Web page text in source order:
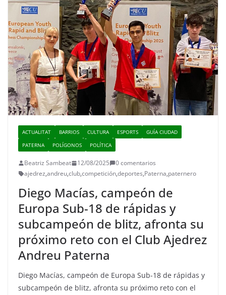
ACTUALITAT BARRIOS CULTURA ESPORTS
GUÍA CIUDAD
PATERNA
POLÍGONOS POLÍTICA
Beatriz Sambeat 12/08/2025
0 comentarios
ajedrez,andreu,club,competición,deportes,Paterna,paternero
Diego Macías, campeón de
Europa Sub-18 de rápidas y
subcampeón de blitz, afronta su
próximo reto con el Club Ajedrez
Andreu Paterna
Diego Macías, campeón de Europa Sub-18 de rápidas y
subcampeón de blitz, afronta su próximo reto con el